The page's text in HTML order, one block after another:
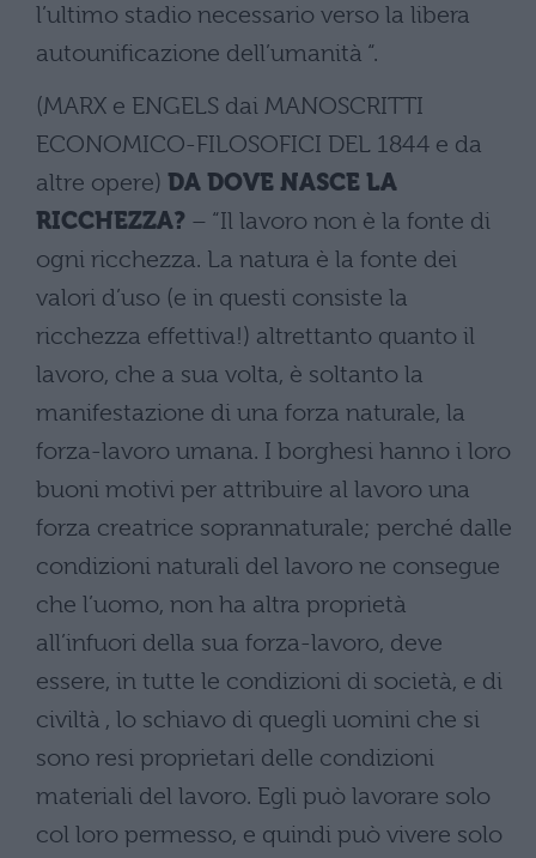
l’ultimo stadio necessario verso la libera
autounificazione dell’umanità “.
(MARX e ENGELS dai MANOSCRITTI
ECONOMICO-FILOSOFICI DEL 1844 e da
altre opere) DA DOVE NASCE LA
RICCHEZZA? – “Il lavoro non è la fonte di
ogni ricchezza. La natura è la fonte dei
valori d’uso (e in questi consiste la
ricchezza effettiva!) altrettanto quanto il
lavoro, che a sua volta, è soltanto la
manifestazione di una forza naturale, la
forza-lavoro umana. I borghesi hanno i loro
buoni motivi per attribuire al lavoro una
forza creatrice soprannaturale; perché dalle
condizioni naturali del lavoro ne consegue
che l’uomo, non ha altra proprietà
all’infuori della sua forza-lavoro, deve
essere, in tutte le condizioni di società, e di
civiltà , lo schiavo di quegli uomini che si
sono resi proprietari delle condizioni
materiali del lavoro. Egli può lavorare solo
col loro permesso, e quindi può vivere solo